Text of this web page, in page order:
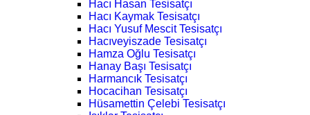
Hacı Hasan Tesisatçı
Hacı Kaymak Tesisatçı
Hacı Yusuf Mescit Tesisatçı
Hacıveyiszade Tesisatçı
Hamza Oğlu Tesisatçı
Hanay Başı Tesisatçı
Harmancık Tesisatçı
Hocacihan Tesisatçı
Hüsamettin Çelebi Tesisatçı